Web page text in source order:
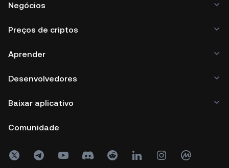
Negócios
Preços de criptos
Aprender
Desenvolvedores
Baixar aplicativo
Comunidade